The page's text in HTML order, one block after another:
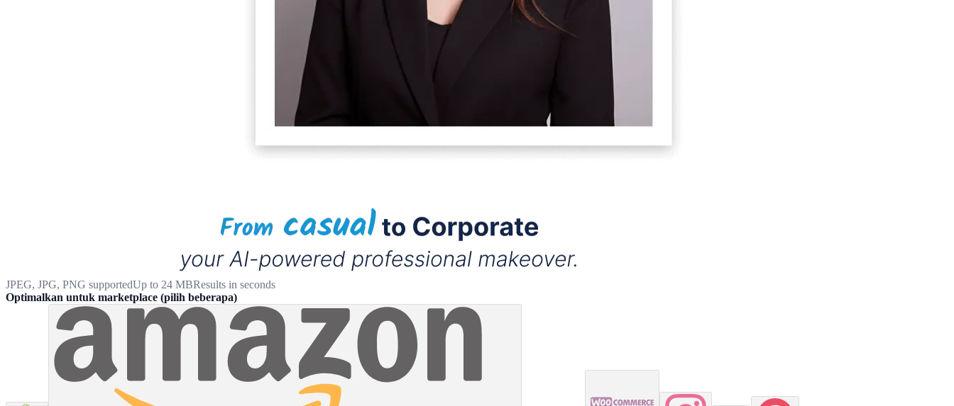
JPEG, JPG, PNG supportedUp to 24 MBResults in seconds
Optimalkan untuk marketplace (pilih beberapa)